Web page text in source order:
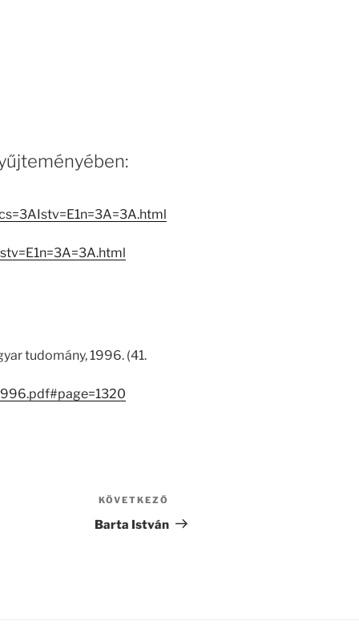
tudomány, 1996. (41.
bejegyzés
KÖVETKEZŐ
Barta István